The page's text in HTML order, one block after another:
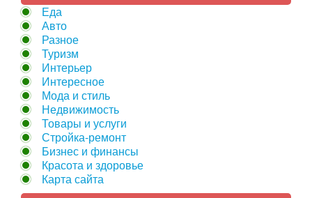
Еда
Авто
Разное
Туризм
Интерьер
Интересное
Мода и стиль
Недвижимость
Товары и услуги
Стройка-ремонт
Бизнес и финансы
Красота и здоровье
Карта сайта